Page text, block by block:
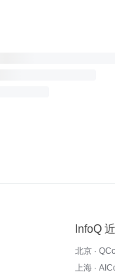
InfoQ
北京 ·
上海 ·